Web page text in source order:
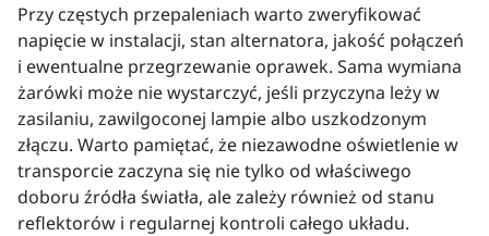
Przy częstych przepaleniach warto zweryfikować
napięcie w instalacji, stan alternatora, jakość połączeń
i ewentualne przegrzewanie oprawek. Sama wymiana
żarówki może nie wystarczyć, jeśli przyczyna leży w
zasilaniu, zawilgoconej lampie albo uszkodzonym
złączu. Warto pamiętać, że niezawodne oświetlenie w
transporcie zaczyna się nie tylko od właściwego
doboru źródła światła, ale zależy również od stanu
reflektorów i regularnej kontroli całego układu.